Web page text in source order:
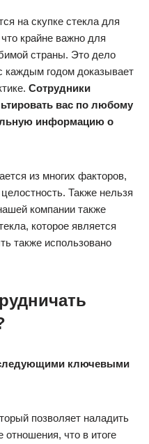
на скупке стекла для
крайне важно для
страны. Это дело
каждым годом доказывает
Сотрудники
вас по любому
информацию о
из многих факторов,
Также нельзя
компании также
которое является
также использовано
следующими ключевыми
позволяет наладить
что в итоге